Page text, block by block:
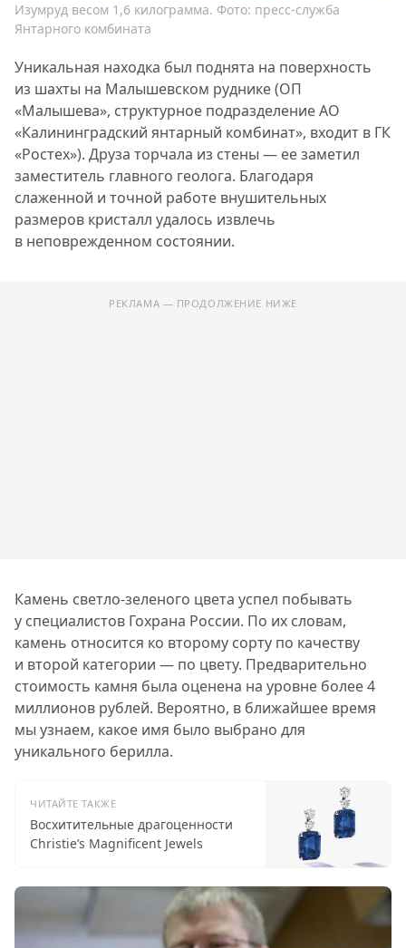
Изумруд весом 1,6 килограмма. Фото: пресс-служба
Янтарного комбината
Уникальная находка был поднята на поверхность
из шахты на Малышевском руднике (ОП
«Малышева», структурное подразделение АО
«Калининградский янтарный комбинат», входит в ГК
«Ростех»). Друза торчала из стены — ее заметил
заместитель главного геолога. Благодаря
слаженной и точной работе внушительных
размеров кристалл удалось извлечь
в неповрежденном состоянии.
РЕКЛАМА — ПРОДОЛЖЕНИЕ НИЖЕ
Камень светло-зеленого цвета успел побывать
у специалистов Гохрана России. По их словам,
камень относится ко второму сорту по качеству
и второй категории — по цвету. Предварительно
стоимость камня была оценена на уровне более 4
миллионов рублей. Вероятно, в ближайшее время
мы узнаем, какое имя было выбрано для
уникального берилла.
ЧИТАЙТЕ ТАКЖЕ
Восхитительные драгоценности
Christie’s Magnificent Jewels